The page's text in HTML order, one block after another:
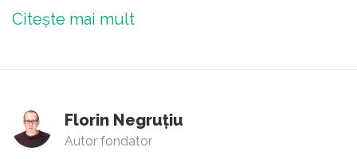
Citește mai mult
Florin Negruțiu
Autor fondator